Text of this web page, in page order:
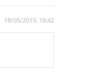
18/05/2019, 18:42